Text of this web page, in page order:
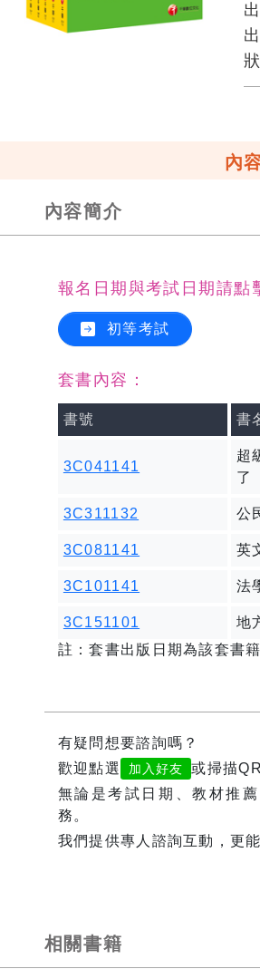
內
內容簡介
報名日期與考試日期請點
初等考試
套書內容：
書號 書
3C041141
超
了
3C311132 公
3C081141 英
3C101141 法
3C151101 地
註：套書出版日期為該套書
有疑問想要諮詢嗎？
歡迎點選
加入好友
或掃描
無論是考試日期、教材推
務。
我們提供專人諮詢互動，更
相關書籍